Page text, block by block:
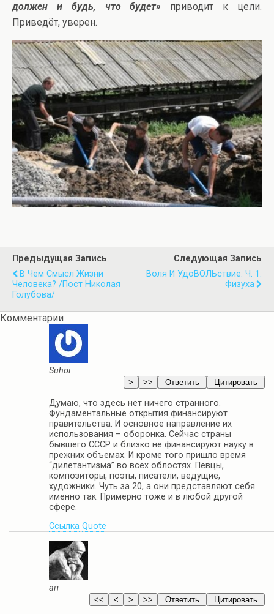
должен и будь, что будет»
приводит к цели.
Приведёт, уверен.
Предыдущая Запись
В Чем Смысл Жизни
Человека? /пост Николая
Голубова/
Следующая Запись
Воля И УдоВОЛЬствие. Ч. 1.
Физуха
Комментарии
Suhoi
Думаю, что здесь нет ничего странного.
Фундаментальные открытия финансируют
правительства. И основное направление их
использования – оборонка. Сейчас страны
бывшего СССР и близко не финансируют науку в
прежних объемах. И кроме того пришло время
“дилетантизма” во всех облостях. Певцы,
композиторы, поэты, писатели, ведущие,
художники. Чуть за 20, а они представляют себя
именно так. Примерно тоже и в любой другой
сфере.
Ссылка Quote
ап